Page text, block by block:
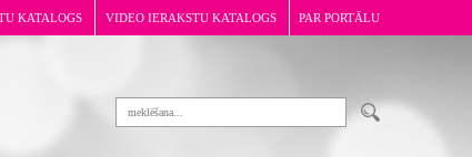
KATALOGS VIDEO IERAKSTU KATALOGS PAR PORTĀLU